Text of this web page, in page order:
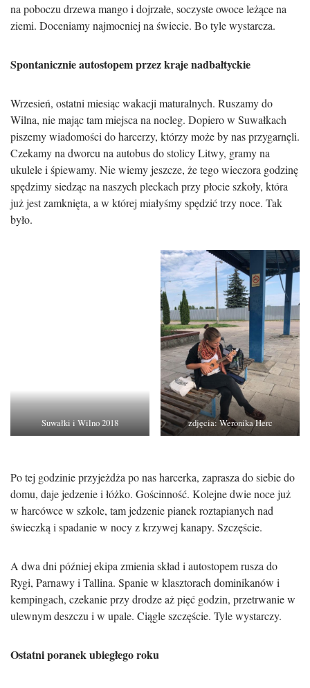
na poboczu drzewa mango i dojrzałe, soczyste owoce leżące na
ziemi. Doceniamy najmocniej na świecie. Bo tyle wystarcza.
Spontanicznie autostopem przez kraje nadbałtyckie
Wrzesień, ostatni miesiąc wakacji maturalnych. Ruszamy do
Wilna, nie mając tam miejsca na nocleg. Dopiero w Suwałkach
piszemy wiadomości do harcerzy, którzy może by nas przygarnęli.
Czekamy na dworcu na autobus do stolicy Litwy, gramy na
ukulele i śpiewamy. Nie wiemy jeszcze, że tego wieczora godzinę
spędzimy siedząc na naszych pleckach przy płocie szkoły, która
już jest zamknięta, a w której miałyśmy spędzić trzy noce. Tak
było.
Suwałki i Wilno 2018 zdjęcia: Weronika Herc
Po tej godzinie przyjeżdża po nas harcerka, zaprasza do siebie do
domu, daje jedzenie i łóżko. Gościnność. Kolejne dwie noce już
w harcówce w szkole, tam jedzenie pianek roztapianych nad
świeczką i spadanie w nocy z krzywej kanapy. Szczęście.
A dwa dni później ekipa zmienia skład i autostopem rusza do
Rygi, Parnawy i Tallina. Spanie w klasztorach dominikanów i
kempingach, czekanie przy drodze aż pięć godzin, przetrwanie w
ulewnym deszczu i w upale. Ciągle szczęście. Tyle wystarczy.
Ostatni poranek ubiegłego roku